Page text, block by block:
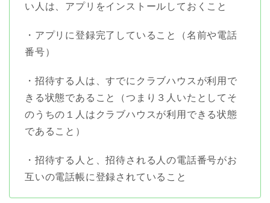
い人は、アプリをインストールしておくこと
・アプリに登録完了していること（名前や電話
番号）
・招待する人は、すでにクラブハウスが利用で
きる状態であること（つまり３人いたとしてそ
のうちの１人はクラブハウスが利用できる状態
であること）
・招待する人と、招待される人の電話番号がお
互いの電話帳に登録されていること